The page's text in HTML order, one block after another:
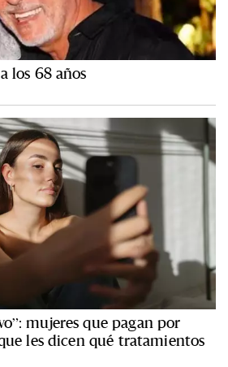
los 68 años
mujeres que pagan por
les dicen qué tratamientos